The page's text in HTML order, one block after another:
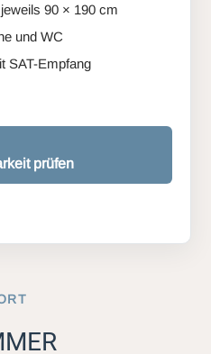
90 × 190 cm
und WC
SAT-Empfang
prüfen